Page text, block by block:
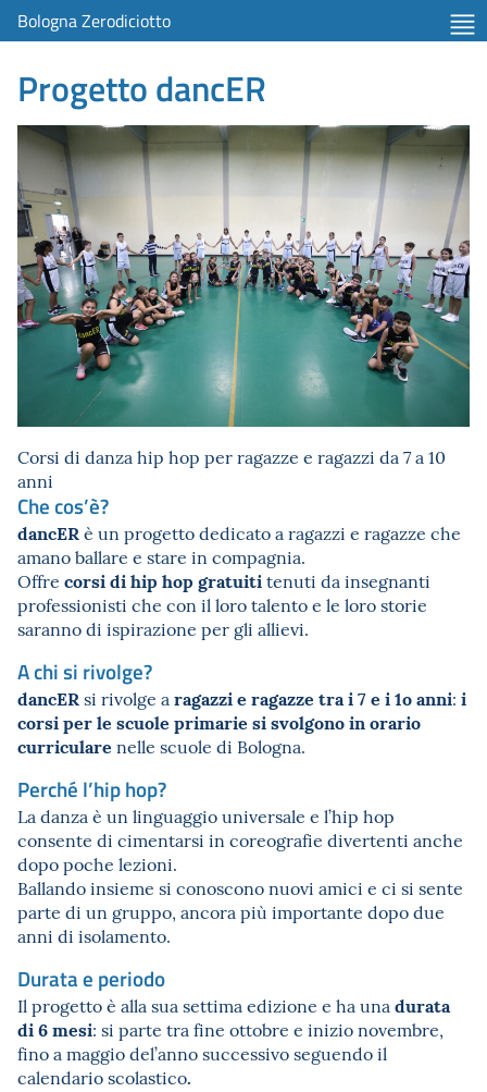
Bologna Zerodiciotto
Progetto dancER
Corsi di danza hip hop per ragazze e ragazzi da 7 a 10
anni
Che cos’è?
dancERè un progetto dedicato a ragazzi e ragazze che
amano ballare e stare in compagnia.
Offre corsi di hip hop gratuititenuti da insegnanti
professionisti che con il loro talento e le loro storie
saranno di ispirazione per gli allievi.
A chi si rivolge?
dancERsi rivolge a ragazzi e ragazze tra i 7 e i 1o anni: i
corsi per le scuole primarie si svolgono in orario
curriculare nelle scuole di Bologna.
Perché l’hip hop?
La danza è un linguaggio universale e l’hip hop
consente di cimentarsi in coreografie divertenti anche
dopo poche lezioni.
Ballando insieme si conoscono nuovi amici e ci si sente
parte di un gruppo, ancora più importante dopo due
anni di isolamento.
Durata e periodo
Il progetto è alla sua settima edizione e ha una durata
di 6 mesi: si parte tra fine ottobre e inizio novembre,
fino a maggio del’anno successivo seguendo il
calendario scolastico.